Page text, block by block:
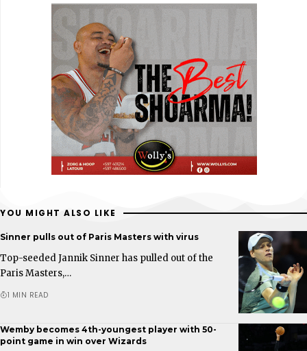
YOU MIGHT ALSO LIKE
Sinner pulls out of Paris Masters with virus
Top-seeded Jannik Sinner has pulled out of the
Paris Masters,…
1 MIN READ
Wemby becomes 4th-youngest player with 50-
point game in win over Wizards